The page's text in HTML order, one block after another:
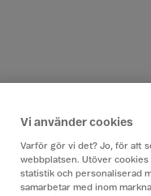
Vi använder cookies
Varför gör vi det? Jo, för att
webbplatsen. Utöver cookies
statistik och personaliserad
samarbetar med inom